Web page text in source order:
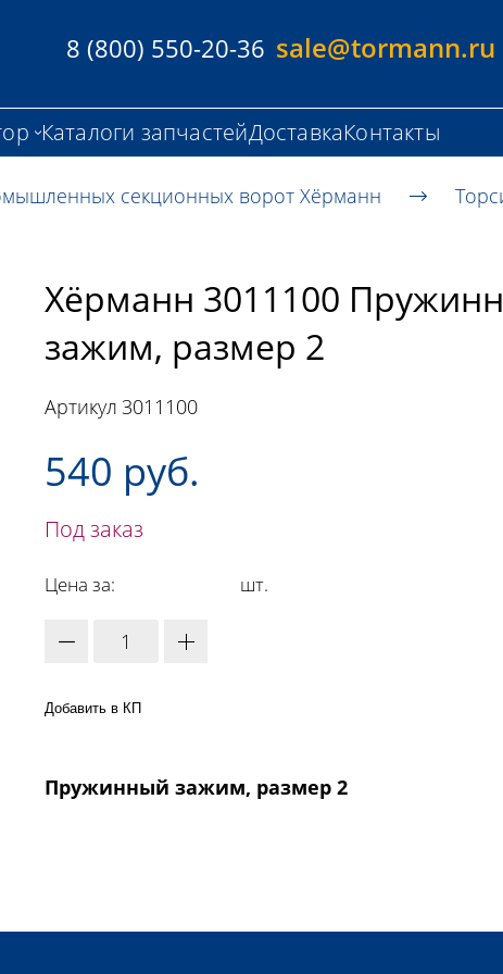
8 (800) 550-20-36 sale@tormann.ru
Каталоги запчастейДоставкаКонтакты
секционных ворот Хёрманн
Хёрманн 3011100
зажим, размер 2
Артикул 3011100
540 руб.
Под заказ
Цена за: шт.
Добавить в КП
Пружинный зажим, размер 2